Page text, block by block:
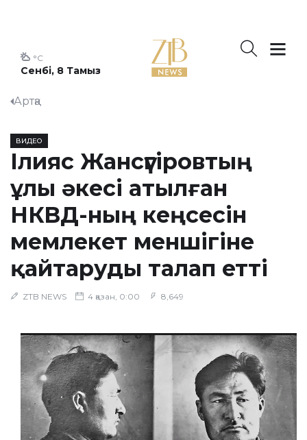
Сенбі, 8 Тамыз
°C
Артқа
ВИДЕО
Ілияс Жансүгіровтың
ұлы әкесі атылған
НКВД-ның кеңсесін
мемлекет меншігіне
қайтаруды талап етті
ZTB NEWS 4 қазан, 0:00 8,649